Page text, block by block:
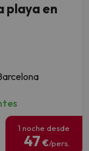
playa en
1 noche desde
47 €/pers.